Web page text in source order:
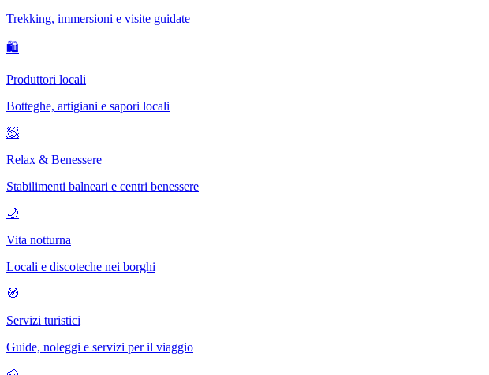
Trekking, immersioni e visite guidate
🛍
Produttori locali
Botteghe, artigiani e sapori locali
🧖
Relax & Benessere
Stabilimenti balneari e centri benessere
🌙
Vita notturna
Locali e discoteche nei borghi
🧭
Servizi turistici
Guide, noleggi e servizi per il viaggio